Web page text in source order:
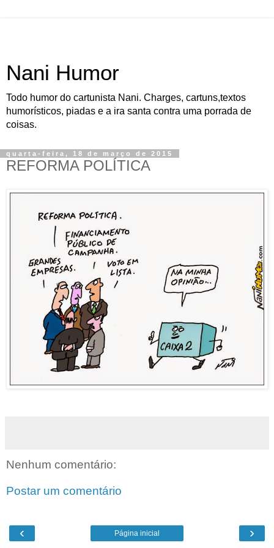
Nani Humor
Todo humor do cartunista Nani. Charges, cartuns,textos
humorísticos, piadas e a ira santa contra uma porrada de
coisas.
quarta-feira, 18 de março de 2015
REFORMA POLÍTICA
Nenhum comentário:
Postar um comentário
‹ ›
Página inicial